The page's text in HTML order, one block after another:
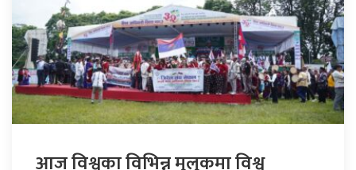
आज विश्वका विभिन्न मुलुकमा विश्व